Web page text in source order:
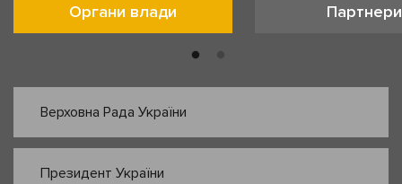
Органи влади Партнери
Верховна Рада України
Президент України